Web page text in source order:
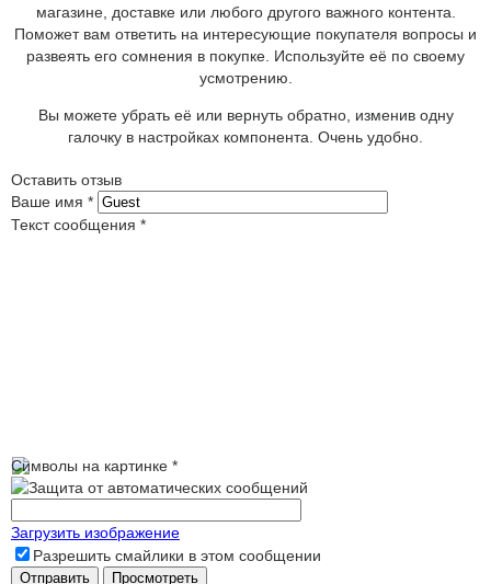
магазине, доставке или любого другого важного контента.
Поможет вам ответить на интересующие покупателя вопросы и
развеять его сомнения в покупке. Используйте её по своему
усмотрению.
Вы можете убрать её или вернуть обратно, изменив одну
галочку в настройках компонента. Очень удобно.
Оставить отзыв
Ваше имя *
Текст сообщения *
Символы на картинке *
Загрузить изображение
Разрешить смайлики в этом сообщении